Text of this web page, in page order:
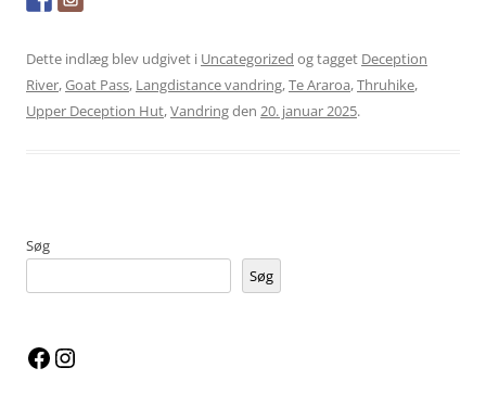
Dette indlæg blev udgivet i Uncategorized og tagget Deception
River,Goat Pass, Langdistance vandring,Te Araroa,Thruhike,
Upper Deception Hut,Vandringden 20. januar 2025.
Søg
Søg
Facebook